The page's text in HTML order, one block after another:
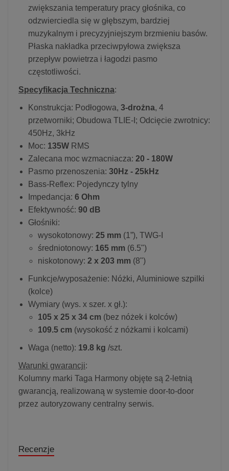
zwiększania temperatury pracy głośnika, co
odzwierciedla się w głębszym, bardziej
muzykalnym i precyzyjniejszym brzmieniu basów.
Płaska nakładka przeciwpyłowa zwiększa
przepływ powietrza i łagodzi pasmo
częstotliwości.
Specyfikacja Techniczna:
Konstrukcja: Podłogowa, 3-drożna, 4
przetworniki; Obudowa TLIE-I; Odcięcie zwrotnicy:
450Hz, 3kHz
Moc: 135W RMS
Zalecana moc wzmacniacza: 20 - 180W
Pasmo przenoszenia: 30Hz - 25kHz
Bass-Reflex: Pojedynczy tylny
Impedancja: 6 Ohm
Efektywność: 90 dB
Głośniki:
wysokotonowy: 25 mm (1”), TWG-I
średniotonowy: 165 mm (6.5")
niskotonowy: 2 x 203 mm (8")
Funkcje/wyposażenie: Nóżki, Aluminiowe szpilki
(kolce)
Wymiary (wys. x szer. x gł.):
105 x 25 x 34 cm (bez nóżek i kolców)
109.5 cm (wysokość z nóżkami i kolcami)
Waga (netto): 19.8 kg /szt.
Warunki gwarancji:
Kolumny marki Taga Harmony objęte są 2-letnią
gwarancją, realizowaną w systemie door-to-door
przez autoryzowany centralny serwis.
Recenzje